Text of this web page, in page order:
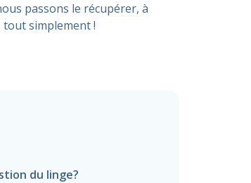
passons le récupérer, à
tout simplement !
du linge?